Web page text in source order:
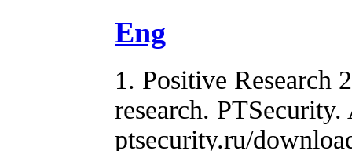
Eng
1. Positive Research
research.
ptsecurity.ru/